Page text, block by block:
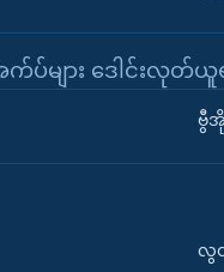
များ ဒေါင်းလုတ်ယူ
ဗွီ
လွ